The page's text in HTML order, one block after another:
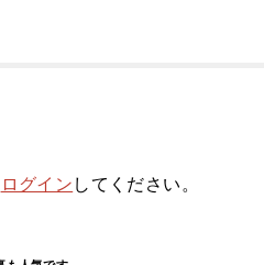
ログイン してください。